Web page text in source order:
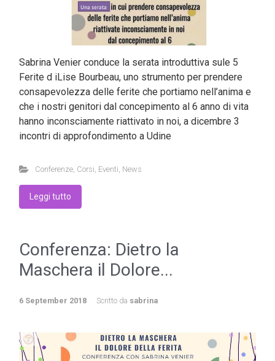
Sabrina Venier conduce la serata introduttiva sule 5
Ferite d iLise Bourbeau, uno strumento per prendere
consapevolezza delle ferite che portiamo nell’anima e
che i nostri genitori dal concepimento al 6 anno di vita
hanno inconsciamente riattivato in noi, a dicembre 3
incontri di approfondimento a Udine
Conferenze, Corsi Eventi News
Leggi tutto
Conferenza: Dietro la
Maschera il Dolore...
6 September 2018 Scritto da sabrina